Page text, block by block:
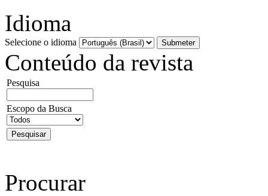
Idioma
Selecione o idioma
Conteúdo da revista
Pesquisa
Escopo da Busca
Procurar